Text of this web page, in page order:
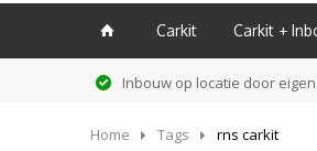
ï Carkit Carkit +
Inbouw op locatie door
Home Tags rns carkit